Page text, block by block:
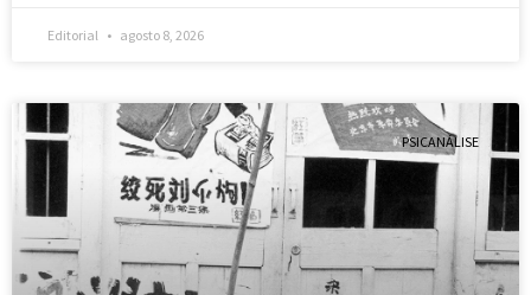
Editorial agosto 8, 2026
PSICANÁLISE